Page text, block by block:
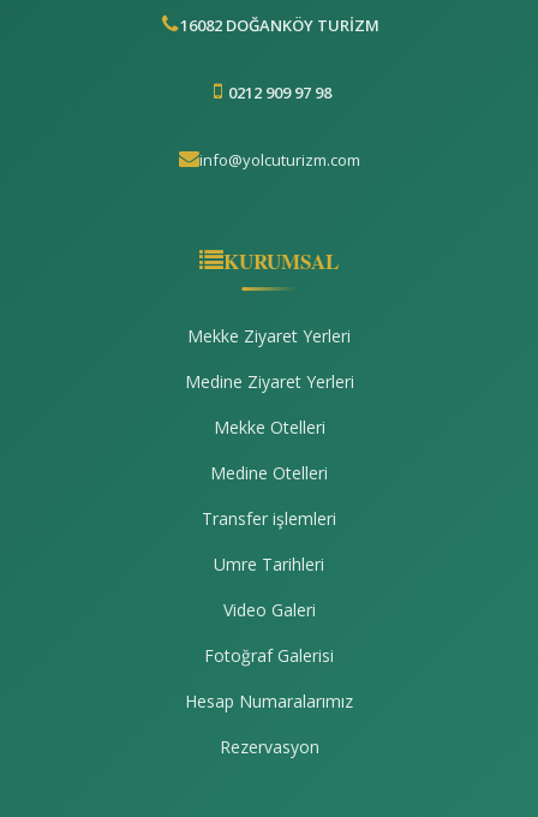
16082 DOĞANKÖY TURİZM
0212 909 97 98
info@yolcuturizm.com
KURUMSAL
Mekke Ziyaret Yerleri
Medine Ziyaret Yerleri
Mekke Otelleri
Medine Otelleri
Transfer işlemleri
Umre Tarihleri
Video Galeri
Fotoğraf Galerisi
Hesap Numaralarımız
Rezervasyon